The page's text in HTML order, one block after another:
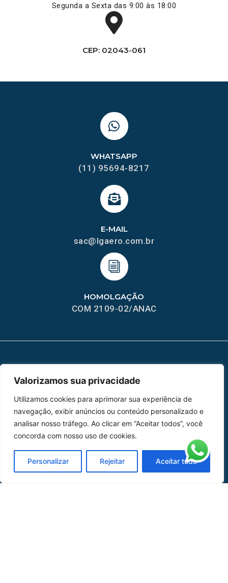
Valorizamos sua privacidade
Utilizamos cookies para aprimorar sua experiência de
navegação, exibir anúncios ou conteúdo personalizado e
analisar nosso tráfego. Ao clicar em “Aceitar todos”, você
concorda com nosso uso de cookies.
Personalizar Rejeitar Aceitar tudo
Segunda a Sexta das 9:00 às 18:00
CEP: 02043-061
HOMOLGAÇÃO
COM 2109-02/ANAC
E-MAIL
sac@lgaero.com.br
WHATSAPP
(11) 95694-8217
Peças
Catálogo de Aplicações
Oficina de Mangueiras